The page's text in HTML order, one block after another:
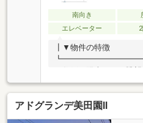
南向き
エレベーター
┃▼物件の特徴
はアクセントクロス設
ーター仕様、 水栓一
イズ、保温浴槽採用、
暖房機能付◇室内の段
アドグランデ美田園Ⅱ